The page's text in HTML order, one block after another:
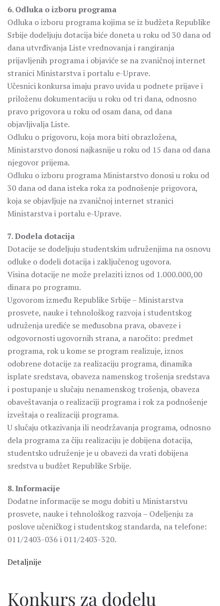
6. Odluka o izboru programa
Odluka o izboru programa kojima se iz budžeta Republike
Srbije dodeljuju dotacija biće doneta u roku od 30 dana od
dana utvrđivanja Liste vrednovanja i rangiranja
prijavljenih programa i objaviće se na zvaničnoj internet
stranici Ministarstva i portalu e-Uprave.
Učesnici konkursa imaju pravo uvida u podnete prijave i
priloženu dokumentaciju u roku od tri dana, odnosno
pravo prigovora u roku od osam dana, od dana
objavljivalja Liste.
Odluku o prigovoru, koja mora biti obrazložena,
Ministarstvo donosi najkasnije u roku od 15 dana od dana
njegovor prijema.
Odluku o izboru programa Ministarstvo donosi u roku od
30 dana od dana isteka roka za podnošenje prigovora,
koja se objavljuje na zvaničnoj internet stranici
Ministarstva i portalu e-Uprave.
7. Dodela dotacija
Dotacije se dodeljuju studentskim udruženjima na osnovu
odluke o dodeli dotacija i zaključenog ugovora.
Visina dotacije ne može prelaziti iznos od 1.000.000,00
dinara po programu.
Ugovorom između Republike Srbije – Ministarstva
prosvete, nauke i tehnološkog razvoja i studentskog
udruženja urediće se međusobna prava, obaveze i
odgovornosti ugovornih strana, a naročito: predmet
programa, rok u kome se program realizuje, iznos
odobrene dotacije za realizaciju programa, dinamika
isplate sredstava, obaveza namenskog trošenja sredstava
i postupanje u slučaju nenamenskog trošenja, obaveza
obaveštavanja o realizaciji programa i rok za podnošenje
izveštaja o realizaciji programa.
U slučaju otkazivanja ili neodržavanja programa, odnosno
dela programa za čiju realizaciju je dobijena dotacija,
studentsko udruženje je u obavezi da vrati dobijena
sredstva u budžet Republike Srbije.
8. Informacije
Dodatne informacije se mogu dobiti u Ministarstvu
prosvete, nauke i tehnološkog razvoja – Odeljenju za
poslove učeničkog i studentskog standarda, na telefone:
011/2403-036 i 011/2403-320.
Detaljnije
Konkurs za dodelu